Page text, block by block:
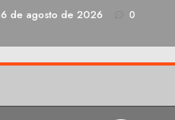
6 de agosto de 2026 0